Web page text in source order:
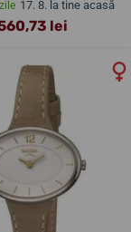
17. 8. la tine acasă
lei